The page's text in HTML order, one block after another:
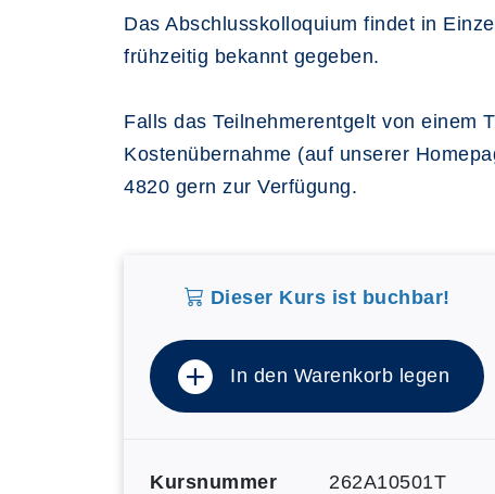
Das Abschlusskolloquium findet in
frühzeitig bekannt gegeben.
Falls das Teilnehmerentgelt von einem
Kostenübernahme (auf unserer
4820 gern zur Verfügung.
Dieser Kurs ist buchbar!
In den Warenkorb legen
Kursnummer 262A10501T